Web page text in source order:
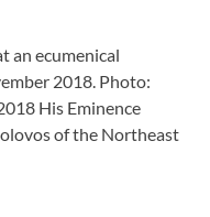
an ecumenical
2018. Photo:
His Eminence
of the Northeast